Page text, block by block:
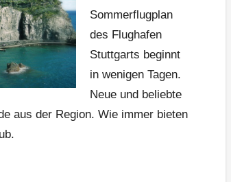
Sommerflugplan
des Flughafen
Stuttgarts beginnt
in wenigen Tagen.
Neue und beliebte
aus der Region. Wie immer bieten